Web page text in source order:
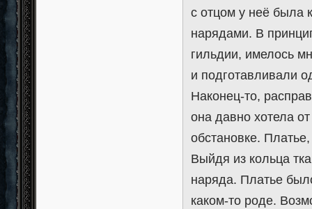
с отцом у неё была
нарядами. В
гильдии, имелось
и подготавливали
Наконец-то,
она давно хотела
обстановке.
Выйдя из кольца
наряда. Платье
каком-то роде.